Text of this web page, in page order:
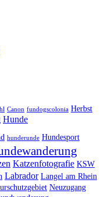
Canon fundogscolonia Herbst
Hunde
hunderunde Hundesport
Katzenfotografie KSW
Labrador Langel am Rhein
Neuzugang